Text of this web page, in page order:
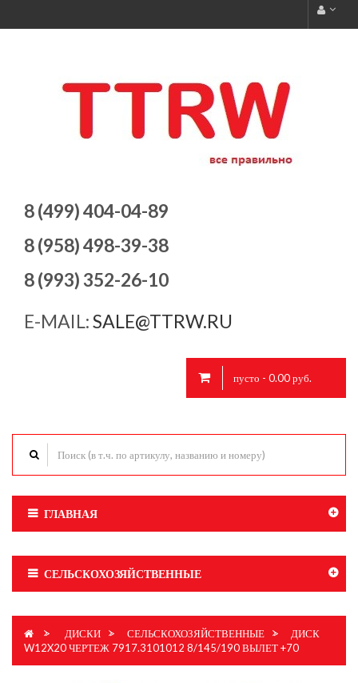
8 (499) 404-04-89
8 (958) 498-39-38
8 (993) 352-26-10
E-MAIL:SALE@TTRW.RU
пусто - 0.00 руб.
ГЛАВНАЯ
СЕЛЬСКОХОЗЯЙСТВЕННЫЕ
> ДИСКИ > СЕЛЬСКОХОЗЯЙСТВЕННЫЕ >
ДИСК
W12X20 ЧЕРТЕЖ 7917.3101012 8/145/190 ВЫЛЕТ +70